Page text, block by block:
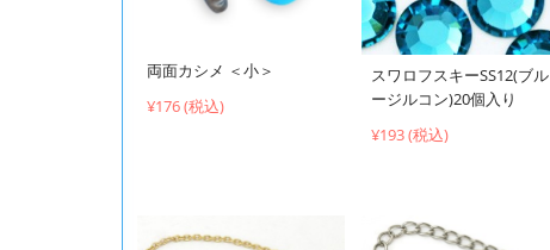
両面カシメ ＜小＞
¥176 (税込)
スワロフスキーSS12(ブル
ージルコン)20個入り
¥193 (税込)